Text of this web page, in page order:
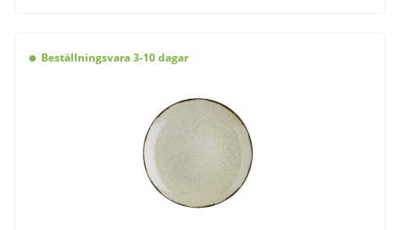
Beställningsvara 3-10 dagar